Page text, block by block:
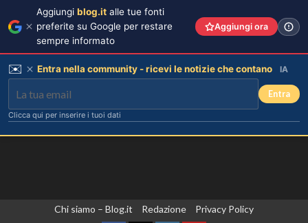
Chi siamo – Blog.it Redazione Privacy Policy
Aggiungi blog.it alle tue fonti
preferite su Google per restare
sempre informato
Aggiungi ora
✉️ Entra nella community - ricevi le notizie che contano IA
Entra
Clicca qui per inserire i tuoi dati